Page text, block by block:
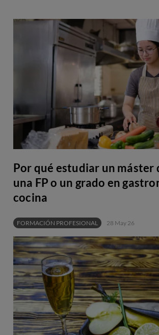
Por qué estudiar un máster
una FP o un grado en
cocina
FORMACIÓN PROFESIONAL 28 May 26